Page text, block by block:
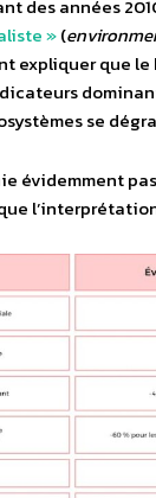
des années
»(
expliquer que
se
évidemment